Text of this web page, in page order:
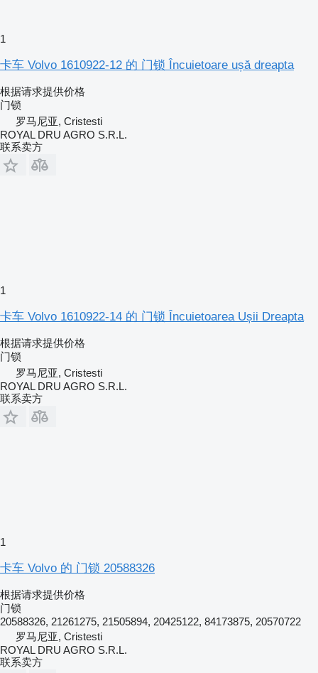
1
卡车 Volvo 1610922-12 的 门锁 Încuietoare ușă dreapta
根据请求提供价格
门锁
罗马尼亚, Cristesti
ROYAL DRU AGRO S.R.L.
联系卖方
1
卡车 Volvo 1610922-14 的 门锁 Încuietoarea Ușii Dreapta
根据请求提供价格
门锁
罗马尼亚, Cristesti
ROYAL DRU AGRO S.R.L.
联系卖方
1
卡车 Volvo 的 门锁 20588326
根据请求提供价格
门锁
20588326, 21261275, 21505894, 20425122, 84173875, 20570722
罗马尼亚, Cristesti
ROYAL DRU AGRO S.R.L.
联系卖方